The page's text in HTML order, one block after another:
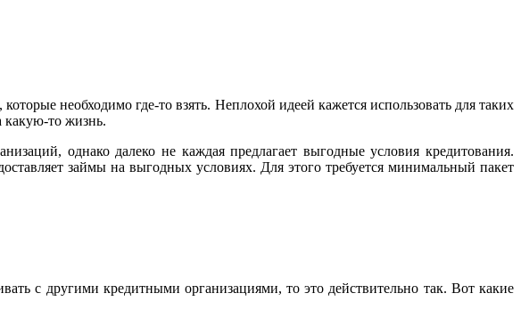
необходимо где-то взять. Неплохой идеей кажется использовать для таких
какую-то жизнь.
однако далеко не каждая предлагает выгодные условия кредитования.
займы на выгодных условиях. Для этого требуется минимальный пакет
с другими кредитными организациями, то это действительно так. Вот какие